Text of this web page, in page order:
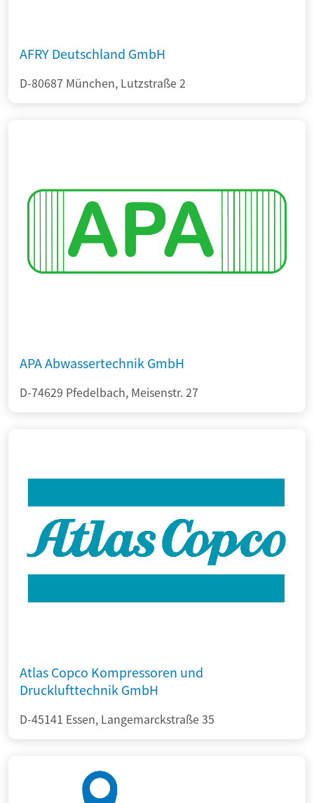
AFRY Deutschland GmbH
D-80687 München, Lutzstraße 2
APA Abwassertechnik GmbH
D-74629 Pfedelbach, Meisenstr. 27
Atlas Copco Kompressoren und
Drucklufttechnik GmbH
D-45141 Essen, Langemarckstraße 35